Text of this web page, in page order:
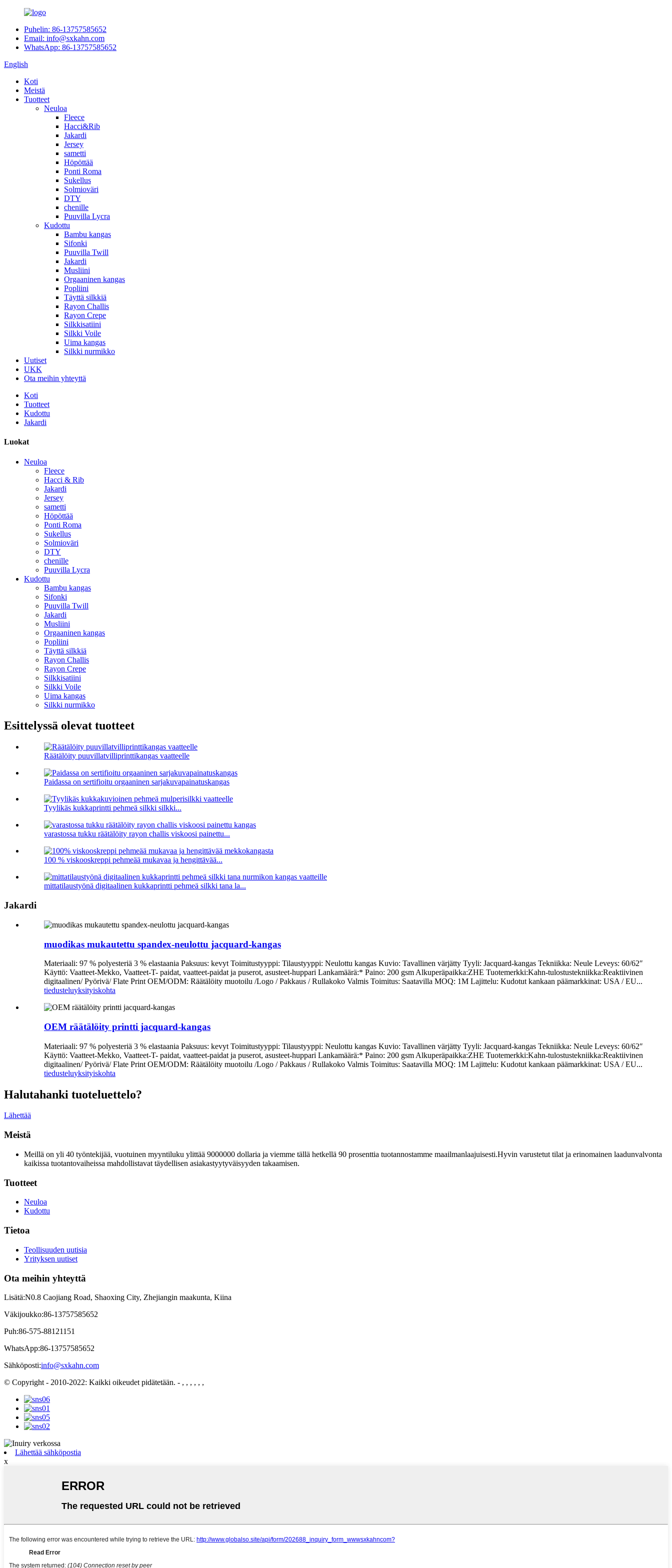
Puhelin: 86-13757585652
Email: info@sxkahn.com
WhatsApp: 86-13757585652
English
Koti
Meistä
Tuotteet
Neuloa
Fleece
Hacci&Rib
Jakardi
Jersey
sametti
Höpöttää
Ponti Roma
Sukellus
Solmioväri
DTY
chenille
Puuvilla Lycra
Kudottu
Bambu kangas
Sifonki
Puuvilla Twill
Jakardi
Musliini
Orgaaninen kangas
Popliini
Täyttä silkkiä
Rayon Challis
Rayon Crepe
Silkkisatiini
Silkki Voile
Uima kangas
Silkki nurmikko
Uutiset
UKK
Ota meihin yhteyttä
Koti
Tuotteet
Kudottu
Jakardi
Luokat
Neuloa
Fleece
Hacci & Rib
Jakardi
Jersey
sametti
Höpöttää
Ponti Roma
Sukellus
Solmioväri
DTY
chenille
Puuvilla Lycra
Kudottu
Bambu kangas
Sifonki
Puuvilla Twill
Jakardi
Musliini
Orgaaninen kangas
Popliini
Täyttä silkkiä
Rayon Challis
Rayon Crepe
Silkkisatiini
Silkki Voile
Uima kangas
Silkki nurmikko
Esittelyssä olevat tuotteet
Räätälöity puuvillatvilliprinttikangas vaatteelle
Paidassa on sertifioitu orgaaninen sarjakuvapainatuskangas
Tyylikäs kukkaprintti pehmeä silkki silkki...
varastossa tukku räätälöity rayon challis viskoosi painettu...
100 % viskooskreppi pehmeää mukavaa ja hengittävää...
mittatilaustyönä digitaalinen kukkaprintti pehmeä silkki tana la...
Jakardi
muodikas mukautettu spandex-neulottu jacquard-kangas
Materiaali: 97 % polyesteriä 3 % elastaania Paksuus: kevyt Toimitustyyppi: Tilaustyyppi: Neulottu kangas Kuvio: Tavallinen värjätty Tyyli: Jacquard-kangas Tekniikka: Neule Leveys: 60/62″
Käyttö: Vaatteet-Mekko, Vaatteet-T- paidat, vaatteet-paidat ja puserot, asusteet-huppari Lankamäärä:* Paino: 200 gsm Alkuperäpaikka:ZHE Tuotemerkki:Kahn-tulostustekniikka:Reaktiivinen
digitaalinen/ Pyörivä/ Flate Print OEM/ODM: Räätälöity muotoilu /Logo / Pakkaus / Rullakoko Valmis Toimitus: Saatavilla MOQ: 1M Lajittelu: Kudotut kankaan päämarkkinat: USA / EU...
tiedusteluyksityiskohta
OEM räätälöity printti jacquard-kangas
Materiaali: 97 % polyesteriä 3 % elastaania Paksuus: kevyt Toimitustyyppi: Tilaustyyppi: Neulottu kangas Kuvio: Tavallinen värjätty Tyyli: Jacquard-kangas Tekniikka: Neule Leveys: 60/62″
Käyttö: Vaatteet-Mekko, Vaatteet-T- paidat, vaatteet-paidat ja puserot, asusteet-huppari Lankamäärä:* Paino: 200 gsm Alkuperäpaikka:ZHE Tuotemerkki:Kahn-tulostustekniikka:Reaktiivinen
digitaalinen/ Pyörivä/ Flate Print OEM/ODM: Räätälöity muotoilu /Logo / Pakkaus / Rullakoko Valmis Toimitus: Saatavilla MOQ: 1M Lajittelu: Kudotut kankaan päämarkkinat: USA / EU...
tiedusteluyksityiskohta
Halutahanki tuoteluettelo?
Lähettää
Meistä
Meillä on yli 40 työntekijää, vuotuinen myyntiluku ylittää 9000000 dollaria ja viemme tällä hetkellä 90 prosenttia tuotannostamme maailmanlaajuisesti.Hyvin varustetut tilat ja erinomainen laadunvalvonta
kaikissa tuotantovaiheissa mahdollistavat täydellisen asiakastyytyväisyyden takaamisen.
Tuotteet
Neuloa
Kudottu
Tietoa
Teollisuuden uutisia
Yrityksen uutiset
Ota meihin yhteyttä
Lisätä:N0.8 Caojiang Road, Shaoxing City, Zhejiangin maakunta, Kiina
Väkijoukko:86-13757585652
Puh:86-575-88121151
WhatsApp:86-13757585652
Sähköposti:info@sxkahn.com
© Copyright - 2010-2022: Kaikki oikeudet pidätetään. - , , , , , ,
Lähettää sähköpostia
x